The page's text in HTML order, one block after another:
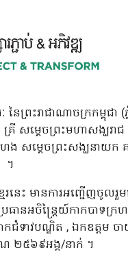
ព្រះរាជាណាចក្រកម្ពុជា (ភ្
រី សម្ដេចព្រះមហាសង្ឃរាជ
េង សម្តេចព្រះសង្ឃនាយ
។
ែរនេះ មានការអញ្ជើញចូល
ានអចិន្ត្រៃយ៍កាកបាទក្រ
ជំទាវបណ្ឌិត , ឯកឧត្តម ចា
ណ ២៥៦៩អង្គ/នាក់ ។